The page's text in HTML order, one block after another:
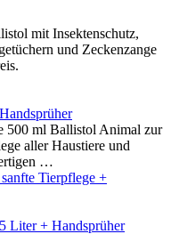
mit Insektenschutz,
und Zeckenzange
500 ml Ballistol Animal zur
aller Haustiere und
…
Liter + Handsprüher